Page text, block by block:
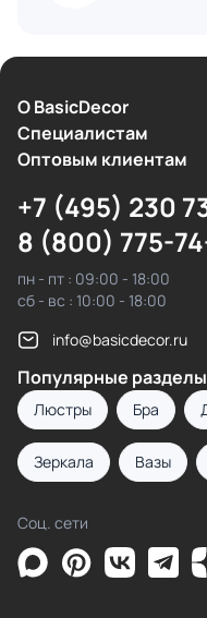
О BasicDecor
Cпециалистам
Оптовым клиентам
+7 (495) 230
8 (800) 775-
пн - пт : 09:00 - 18:00
сб - вс : 10:00 - 18:00
info@basicdecor.ru
Популярные разделы
Люстры Бра
Зеркала Вазы
Соц. сети